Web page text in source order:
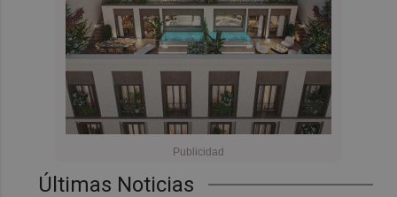
Últimas Noticias